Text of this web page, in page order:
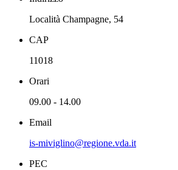
Località Champagne, 54
CAP
11018
Orari
09.00 - 14.00
Email
is-miviglino@regione.vda.it
PEC